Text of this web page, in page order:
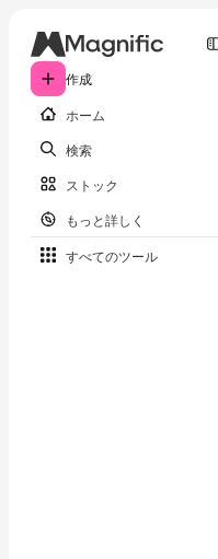
作成
ホーム
検索
ストック
もっと詳しく
すべてのツール